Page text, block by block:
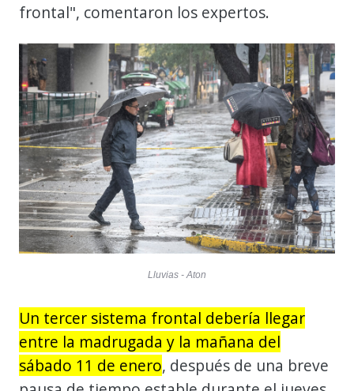
frontal", comentaron los expertos.
Lluvias - Aton
Un tercer sistema frontal debería llegar
entre la madrugada y la mañana del
sábado 11 de enero, después de una breve